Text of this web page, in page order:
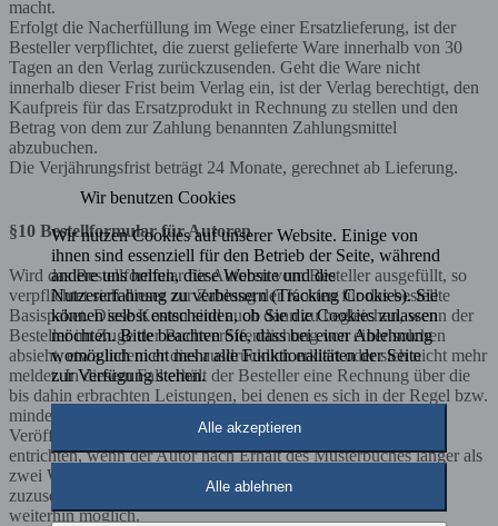
macht.
Erfolgt die Nacherfüllung im Wege einer Ersatzlieferung, ist der
Besteller verpflichtet, die zuerst gelieferte Ware innerhalb von 30
Tagen an den Verlag zurückzusenden. Geht die Ware nicht
innerhalb dieser Frist beim Verlag ein, ist der Verlag berechtigt, den
Kaufpreis für das Ersatzprodukt in Rechnung zu stellen und den
Betrag von dem zur Zahlung benannten Zahlungsmittel
abzubuchen.
Die Verjährungsfrist beträgt 24 Monate, gerechnet ab Lieferung.
§10 Bestellformular für Autoren
Wird das Bestellformular für Autoren vom Besteller ausgefüllt, so
verpflichtet sich dieser zur Zahlung der Kosten für das bestellte
Basispaket. Diese Kosten sind auch dann zu begleichen, wenn der
Besteller im Zuge der Buchveröffentlichung von einer solchen
absieht, etwa indem er dies ausdrücklich erklärt oder sich nicht mehr
meldet. In diesem Fall erhält der Besteller eine Rechnung über die
bis dahin erbrachten Leistungen, bei denen es sich in der Regel bzw.
mindestens um das Basispaket oder das Basispaket ohne
Veröffentlichung handelt. Diese Zahlung ist auch dann zu
entrichten, wenn der Autor nach Erhalt des Musterbuches länger als
zwei Wochen benötigt, um dem Verlag eine Korrekturliste
zuzusenden. Eine Buchveröffentlichung ist nach der Zahlung
weiterhin möglich.
Wir benutzen Cookies
Wir nutzen Cookies auf unserer Website. Einige von
ihnen sind essenziell für den Betrieb der Seite, während
andere uns helfen, diese Website und die
Nutzererfahrung zu verbessern (Tracking Cookies). Sie
können selbst entscheiden, ob Sie die Cookies zulassen
möchten. Bitte beachten Sie, dass bei einer Ablehnung
womöglich nicht mehr alle Funktionalitäten der Seite
zur Verfügung stehen.
Alle akzeptieren
Alle ablehnen